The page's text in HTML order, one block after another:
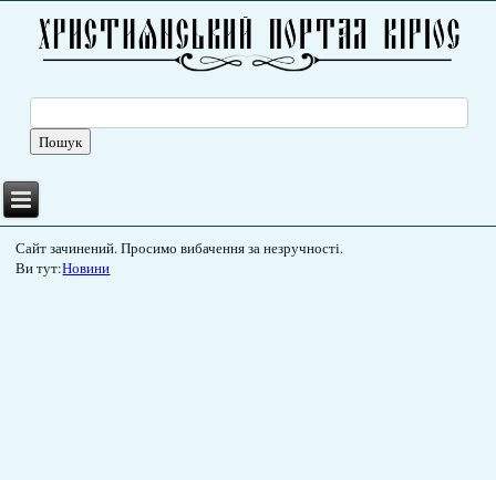
Сайт зачинений. Просимо вибачення за незручності.
Ви тут:Новини